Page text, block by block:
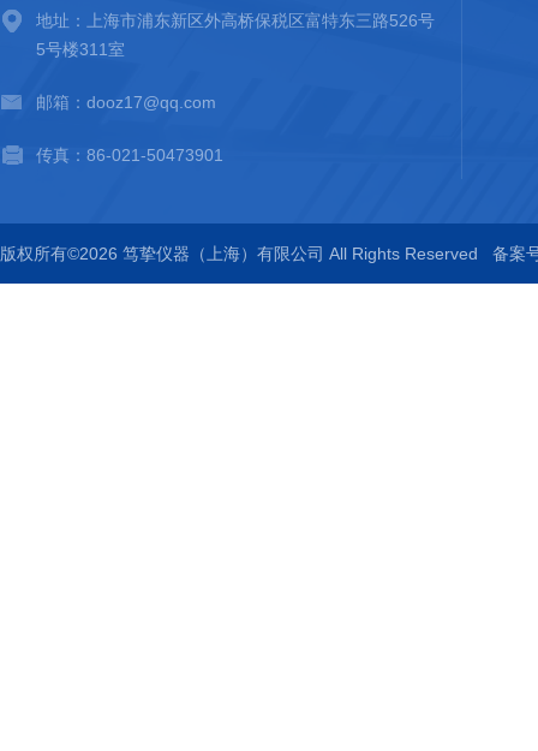
地址：上海市浦东新区外高桥保税区富特东三路526号
5号楼311室
邮箱：dooz17@qq.com
传真：86-021-50473901
版权所有©2026 笃挚仪器（上海）有限公司 All Rights Reserved 备案